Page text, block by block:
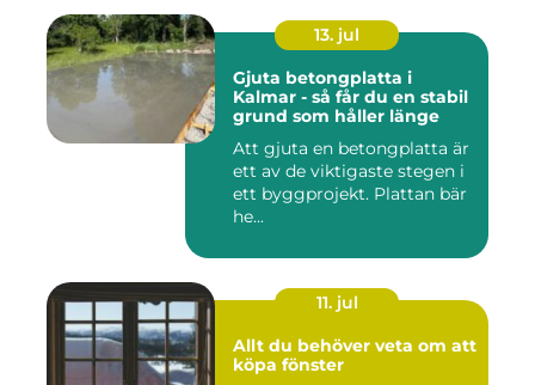
13. jul
Gjuta betongplatta i
Kalmar - så får du en stabil
grund som håller länge
Att gjuta en betongplatta är
ett av de viktigaste stegen i
ett byggprojekt. Plattan bär
he...
11. jul
Allt du behöver veta om att
köpa fönster